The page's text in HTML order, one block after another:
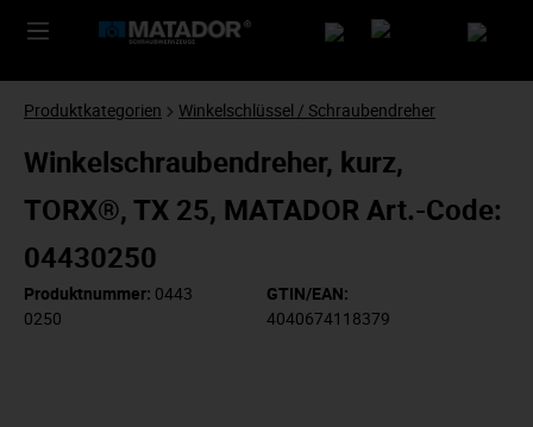
Produktkategorien Winkelschlüssel / Schraubendreher
Winkelschraubendreher, kurz,
TORX®, TX 25, MATADOR Art.-Code:
04430250
Produktnummer: 0443
0250
GTIN/EAN:
4040674118379